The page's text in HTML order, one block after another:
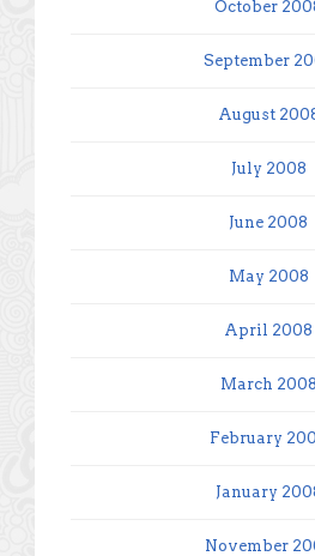
October
September
August
July 2008
June 2008
May 2008
April 2008
March 2008
February
January
November